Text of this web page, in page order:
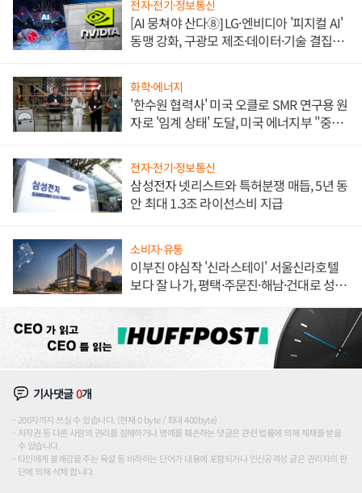
전자·전기·정보통신
[AI 뭉쳐야 산다⑧] LG·엔비디아 '피지컬 AI'
동맹 강화, 구광모 제조·데이터·기술 결집
화학·에너지
'한수원 협력사' 미국 오클로 SMR 연구용 원
자로 '임계 상태' 도달, 미국 에너지부 "중요
전자·전기·정보통신
삼성전자 넷리스트와 특허분쟁 매듭, 5년 동
안 최대 1.3조 라이선스비 지급
소비자·유통
이부진 야심작 '신라스테이' 서울신라호텔
보다 잘 나가, 평택·주문진·해남·건대로 성
기사댓글0개
200자까지 쓰실 수 있습니다. (현재 0 byte / 최대 400byte)
저작권 등 다른 사람의 권리를 침해하거나 명예를 훼손하는 댓글은 관련 법률에 의해 제재를 받을
수 있습니다.
타인에게 불쾌감을 주는 욕설 등 비하하는 단어가 내용에 포함되거나 인신공격성 글은 관리자의 판
단에 의해 삭제 합니다.